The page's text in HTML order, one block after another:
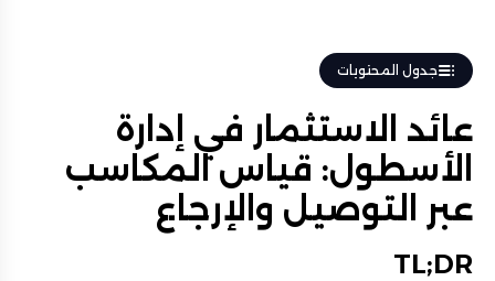
جدول المحتويات
عائد الاستثمار في إدارة
الأسطول: قياس المكاسب
عبر التوصيل والإرجاع
TL;DR